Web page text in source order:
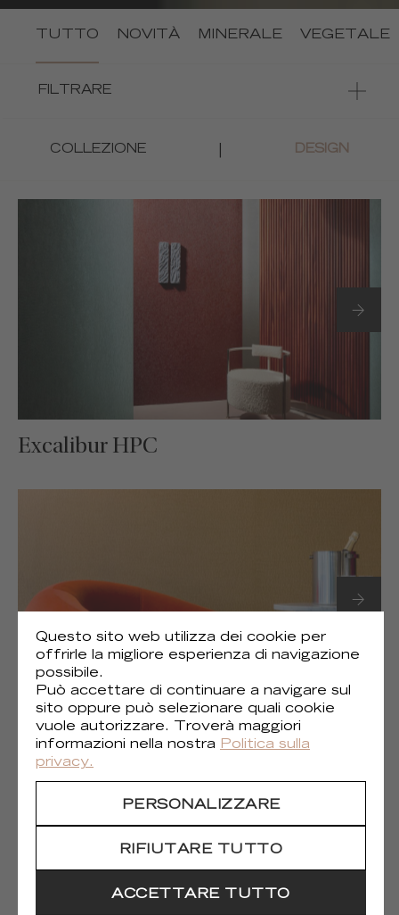
TUTTO NOVITÀ MINERALE VEGETALE
FILTRARE
COLLEZIONE DESIGN
Excalibur HPC
Perles - Jade HPC - Jade HPC
Questo sito web utilizza dei cookie per
offrirle la migliore esperienza di navigazione
possibile.
Può accettare di continuare a navigare sul
sito oppure può selezionare quali cookie
vuole autorizzare. Troverà maggiori
informazioni nella nostra Politica sulla
privacy.
PERSONALIZZARE
RIFIUTARE TUTTO
ACCETTARE TUTTO